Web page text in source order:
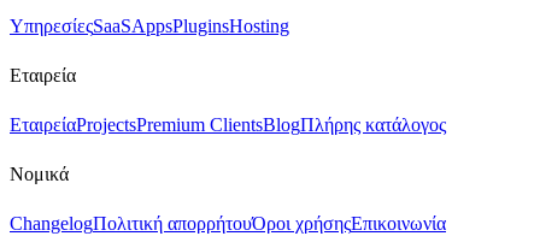
ΥπηρεσίεςSaaSAppsPluginsHosting
Εταιρεία
ΕταιρείαProjectsPremium ClientsBlogΠλήρης κατάλογος
Νομικά
ChangelogΠολιτική απορρήτουΌροι χρήσηςΕπικοινωνία